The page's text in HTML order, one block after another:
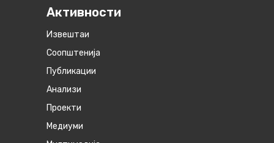
Активности
Извештаи
Соопштенија
Публикации
Анализи
Проекти
Медиуми